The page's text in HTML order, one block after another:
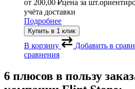
от 200,00 ₽цена за шт.
учёта доставки
Подробнее
Купить в 1 клик
В корзину Добавить в
сравнения
6 плюсов в пользу